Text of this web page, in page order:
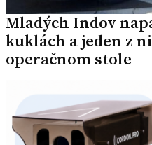
Mladých Indov
kuklách a jeden z
operačnom stole